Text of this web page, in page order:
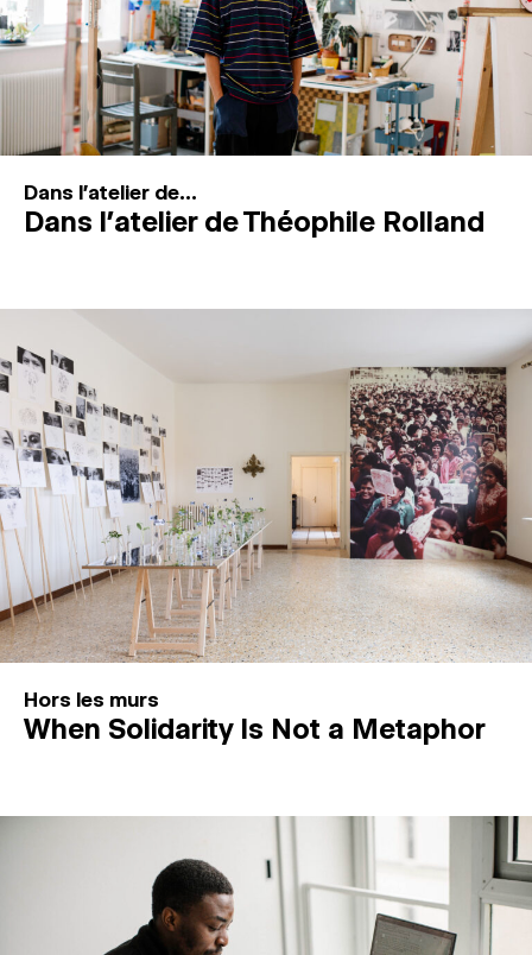
Recherche
Connexion
Dans l'atelier de...
Dans l’atelier de Théophile Rolland
Hors les murs
When Solidarity Is Not a Metaphor